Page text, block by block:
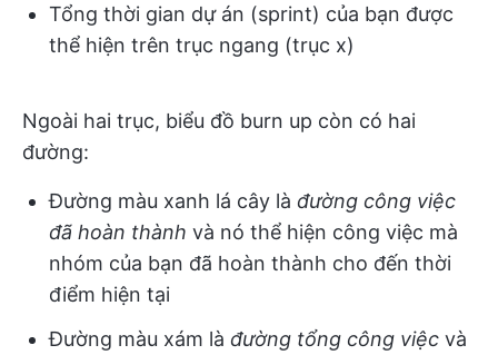
Tổng thời gian dự án (sprint) của bạn được
thể hiện trên trục ngang (trục x)
Ngoài hai trục, biểu đồ burn up còn có hai
đường:
Đường màu xanh lá cây là đường công việc
đã hoàn thành và nó thể hiện công việc mà
nhóm của bạn đã hoàn thành cho đến thời
điểm hiện tại
Đường màu xám là đường tổng công việc và